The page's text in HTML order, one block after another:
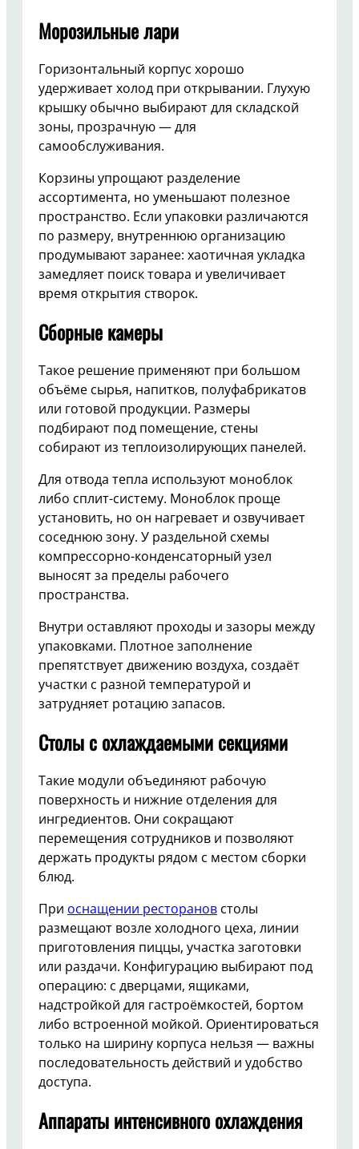
Морозильные лари
Горизонтальный корпус хорошо
удерживает холод при открывании. Глухую
крышку обычно выбирают для складской
зоны, прозрачную — для
самообслуживания.
Корзины упрощают разделение
ассортимента, но уменьшают полезное
пространство. Если упаковки различаются
по размеру, внутреннюю организацию
продумывают заранее: хаотичная укладка
замедляет поиск товара и увеличивает
время открытия створок.
Сборные камеры
Такое решение применяют при большом
объёме сырья, напитков, полуфабрикатов
или готовой продукции. Размеры
подбирают под помещение, стены
собирают из теплоизолирующих панелей.
Для отвода тепла используют моноблок
либо сплит-систему. Моноблок проще
установить, но он нагревает и озвучивает
соседнюю зону. У раздельной схемы
компрессорно-конденсаторный узел
выносят за пределы рабочего
пространства.
Внутри оставляют проходы и зазоры между
упаковками. Плотное заполнение
препятствует движению воздуха, создаёт
участки с разной температурой и
затрудняет ротацию запасов.
Столы с охлаждаемыми секциями
Такие модули объединяют рабочую
поверхность и нижние отделения для
ингредиентов. Они сокращают
перемещения сотрудников и позволяют
держать продукты рядом с местом сборки
блюд.
При оснащении ресторанов столы
размещают возле холодного цеха, линии
приготовления пиццы, участка заготовки
или раздачи. Конфигурацию выбирают под
операцию: с дверцами, ящиками,
надстройкой для гастроёмкостей, бортом
либо встроенной мойкой. Ориентироваться
только на ширину корпуса нельзя — важны
последовательность действий и удобство
доступа.
Аппараты интенсивного охлаждения